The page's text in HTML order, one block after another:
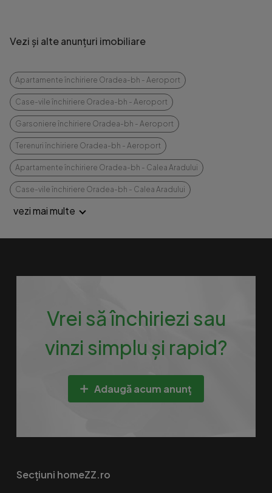
Vezi și alte anunțuri imobiliare
Apartamente închiriere Oradea-bh - Aeroport
Case-vile închiriere Oradea-bh - Aeroport
Garsoniere închiriere Oradea-bh - Aeroport
Terenuri închiriere Oradea-bh - Aeroport
Apartamente închiriere Oradea-bh - Calea Aradului
Case-vile închiriere Oradea-bh - Calea Aradului
vezi mai multe
Vrei să închiriezi sau
vinzi simplu și rapid?
Adaugă acum anunț
Secțiuni homeZZ.ro